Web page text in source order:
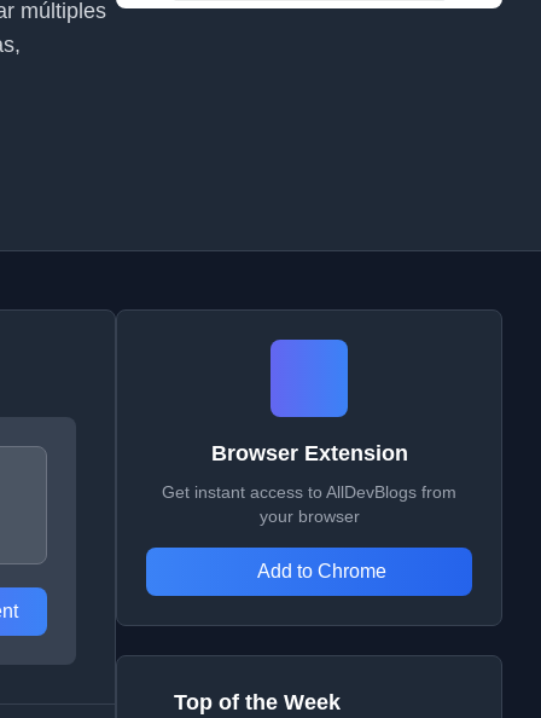
múltiples
Browser Extension
Get instant access to AllDevBlogs from
your browser
Add to Chrome
Top of the Week